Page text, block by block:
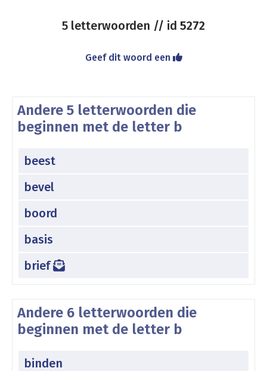
5 letterwoorden // id 5272
Geef dit woord een
Andere 5 letterwoorden die
beginnen met de letter b
beest
bevel
boord
basis
brief
Andere 6 letterwoorden die
beginnen met de letter b
binden